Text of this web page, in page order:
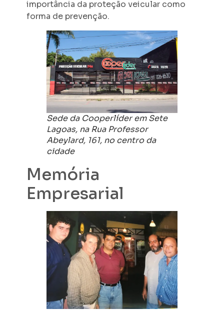
importância da proteção veicular como
forma de prevenção.
Sede da Cooperlíder em Sete
Lagoas, na Rua Professor
Abeylard, 161, no centro da
cidade
Memória
Empresarial